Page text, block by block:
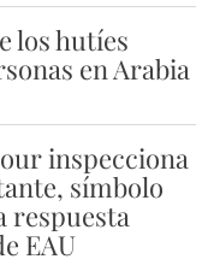
los hutíes
en Arabia
inspecciona
símbolo
respuesta
EAU